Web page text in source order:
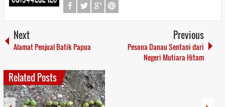
Next
Alamat Penjual Batik Papua
Previous
Pesona Danau Sentani dari
Negeri Mutiara Hitam
Related Posts